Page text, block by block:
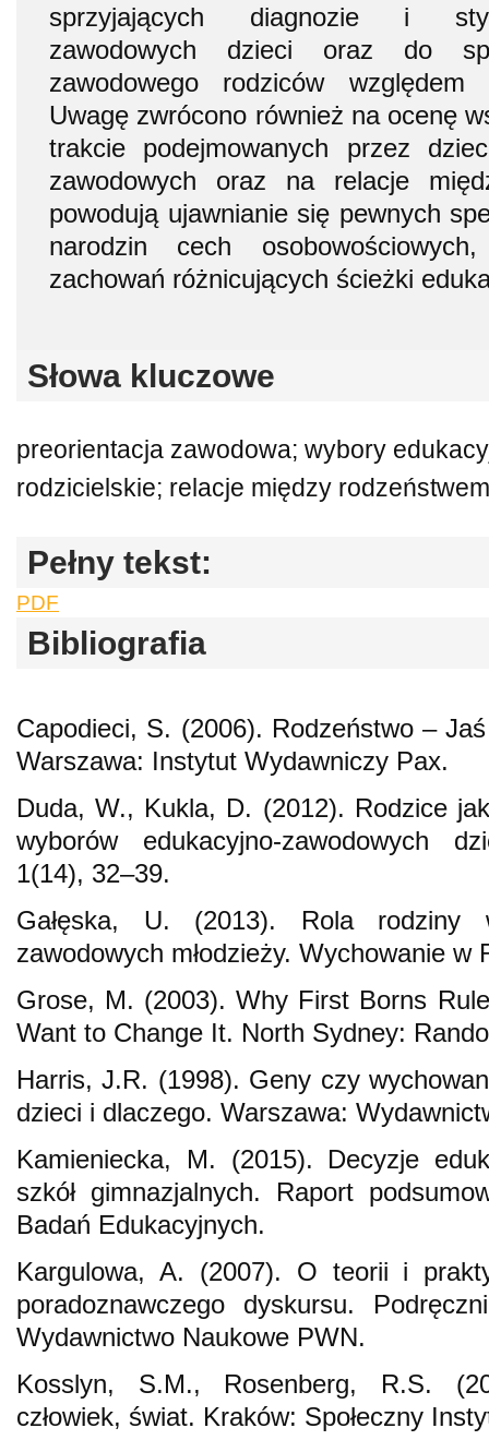
sprzyjających diagnozie i
zawodowych dzieci oraz do
zawodowego rodziców względem
Uwagę zwrócono również na ocenę
trakcie podejmowanych przez
zawodowych oraz na relacje
powodują ujawnianie się pewnych
narodzin cech
zachowań różnicujących ścieżki
Słowa kluczowe
preorientacja zawodowa; wybory
rodzicielskie; relacje między
Pełny tekst:
PDF
Bibliografia
Capodieci, S. (2006). Rodzeństwo –
Warszawa: Instytut Wydawniczy Pax.
Duda, W., Kukla, D. (2012). Rodzice
wyborów edukacyjno-zawodowych
1(14), 32–39.
Gałęska, U. (2013). Rola rodziny
zawodowych młodzieży. Wychowanie w
Grose, M. (2003). Why First Borns
Want to Change It. North Sydney:
Harris, J.R. (1998). Geny czy
dzieci i dlaczego. Warszawa:
Kamieniecka, M. (2015). Decyzje
szkół gimnazjalnych. Raport
Badań Edukacyjnych.
Kargulowa, A. (2007). O teorii i
poradoznawczego dyskursu.
Wydawnictwo Naukowe PWN.
Kosslyn, S.M., Rosenberg, R.S.
człowiek, świat. Kraków: Społeczny